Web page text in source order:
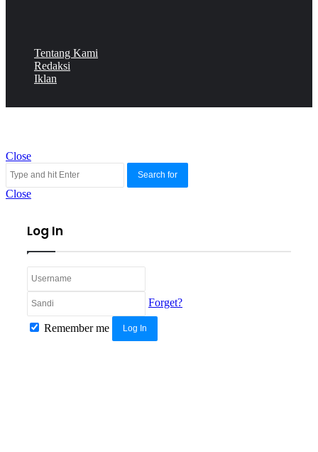
Tentang Kami
Redaksi
Iklan
Close
Search for
Close
Log In
Forget?
Remember me Log In